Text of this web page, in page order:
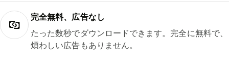
完全無料、広告なし
たった数秒でダウンロードできます。完全に無料で、
煩わしい広告もありません。